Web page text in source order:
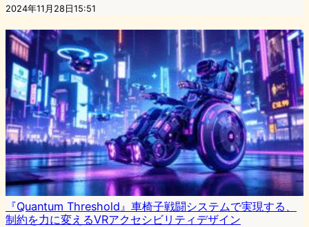
2024年11月28日15:51
『Quantum Threshold』車椅子戦闘システムで実現する、
制約を力に変えるVRアクセシビリティデザイン